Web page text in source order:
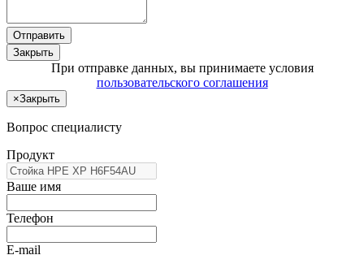
Отправить
Закрыть
При отправке данных, вы принимаете условия
пользовательского соглашения
×Закрыть
Вопрос специалисту
Продукт
Ваше имя
Телефон
E-mail